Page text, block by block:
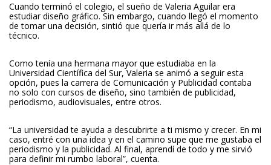
Cuando terminó el colegio, el sueño de Valeria Aguilar era
estudiar diseño gráfico. Sin embargo, cuando llegó el momento
de tomar una decisión, sintió que quería ir más allá de lo
técnico.
Como tenía una hermana mayor que estudiaba en la
Universidad Científica del Sur, Valeria se animó a seguir esta
opción, pues la carrera de Comunicación y Publicidad contaba
no solo con cursos de diseño, sino también de publicidad,
periodismo, audiovisuales, entre otros.
“La universidad te ayuda a descubrirte a ti mismo y crecer. En mi
caso, entré con una idea y en el camino supe que me gustaba el
periodismo y la publicidad. Al final, aprendí de todo y me sirvió
para definir mi rumbo laboral”, cuenta.